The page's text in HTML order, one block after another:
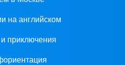
на английском
приключения